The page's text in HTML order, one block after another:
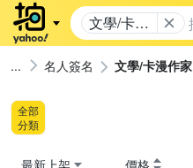
文學/卡漫
作家
名人簽名 文學/卡漫作家
全部
分類